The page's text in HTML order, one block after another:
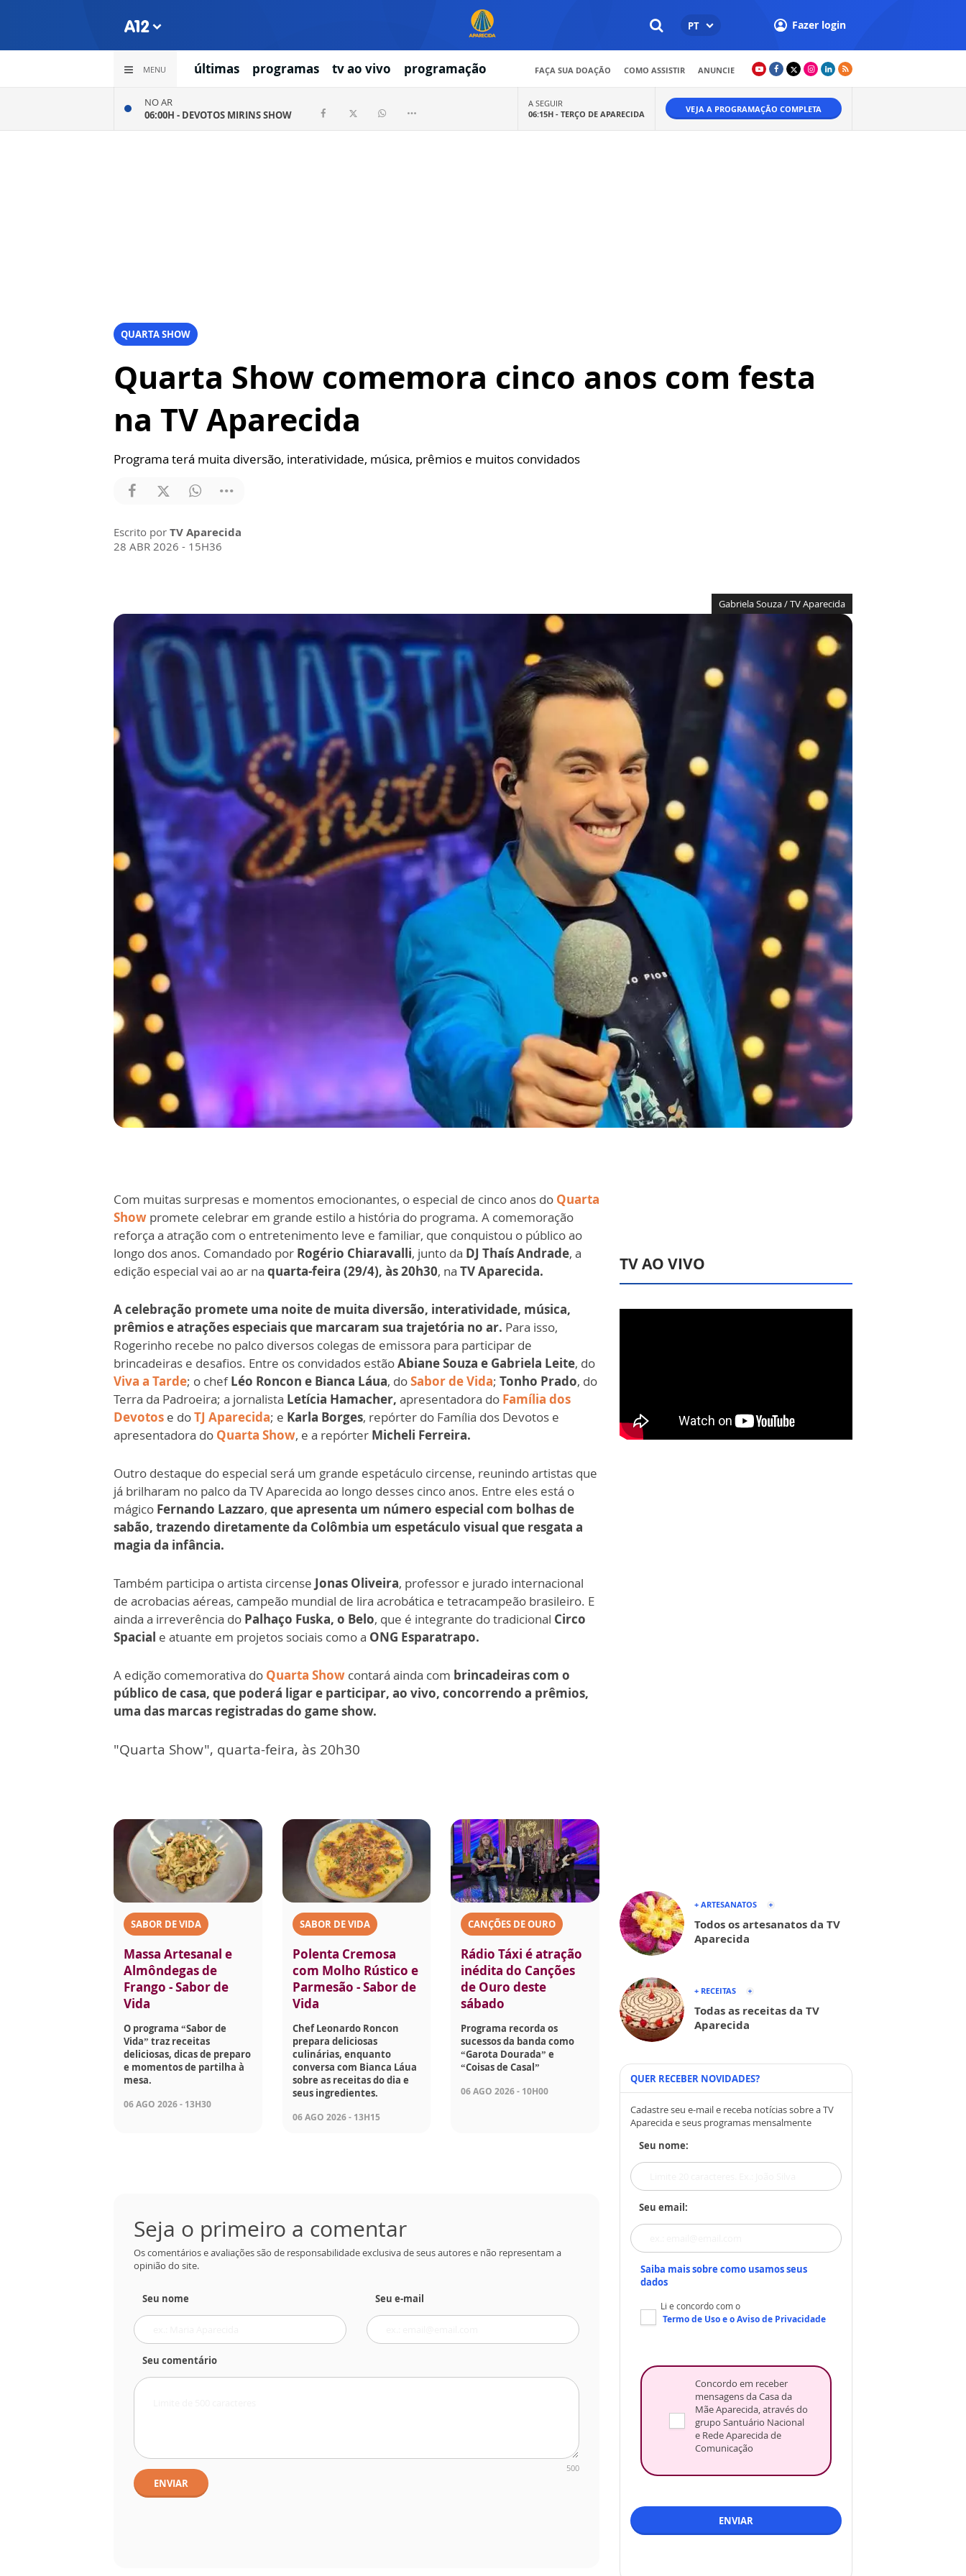
PT Fazer login
MENU últimas programas tv ao vivo programação FAÇA SUA DOAÇÃO COMO ASSISTIR ANUNCIE
NO AR
06:00H - DEVOTOS MIRINS SHOW
A SEGUIR
06:15H - TERÇO DE APARECIDA VEJA A PROGRAMAÇÃO COMPLETA
QUARTA SHOW
Quarta Show comemora cinco anos com festa
na TV Aparecida
Programa terá muita diversão, interatividade, música, prêmios e muitos convidados
Escrito por TV Aparecida
28 ABR 2026 - 15H36
Gabriela Souza / TV Aparecida
Com muitas surpresas e momentos emocionantes, o especial de cinco anos do Quarta
Show promete celebrar em grande estilo a história do programa. A comemoração
reforça a atração com o entretenimento leve e familiar, que conquistou o público ao
longo dos anos. Comandado por Rogério Chiaravalli, junto da DJ Thaís Andrade, a
edição especial vai ao ar na quarta-feira (29/4), às 20h30, na TV Aparecida.
A celebração promete uma noite de muita diversão, interatividade, música,
prêmios e atrações especiais que marcaram sua trajetória no ar. Para isso,
Rogerinho recebe no palco diversos colegas de emissora para participar de
brincadeiras e desafios. Entre os convidados estãoAbiane Souza e Gabriela Leite, do
Viva a Tarde; o chefLéo Roncon e Bianca Láua, doSabor de Vida; Tonho Prado, do
Terra da Padroeira; a jornalista Letícia Hamacher, apresentadora do Família dos
Devotos e doTJ Aparecida; e Karla Borges, repórter do Família dos Devotos e
apresentadora do Quarta Show, e a repórter Micheli Ferreira.
Outro destaque do especial será um grande espetáculo circense, reunindo artistas que
já brilharam no palco da TV Aparecida ao longo desses cinco anos. Entre eles está o
mágico Fernando Lazzaro, que apresenta um número especial com bolhas de
sabão, trazendo diretamente da Colômbia um espetáculo visual que resgata a
magia da infância.
Também participa o artista circense Jonas Oliveira, professor e jurado internacional
de acrobacias aéreas, campeão mundial de lira acrobática e tetracampeão brasileiro. E
ainda a irreverência do Palhaço Fuska, o Belo, que é integrante do tradicional Circo
Spacial e atuante em projetos sociais como a ONG Esparatrapo.
A edição comemorativa do Quarta Show contará ainda com brincadeiras com o
público de casa, que poderá ligar e participar, ao vivo, concorrendo a prêmios,
uma das marcas registradas do game show.
"Quarta Show", quarta-feira, às 20h30
SABOR DE VIDA
Massa Artesanal e
Almôndegas de
Frango - Sabor de
Vida
O programa “Sabor de
Vida” traz receitas
deliciosas, dicas de preparo
e momentos de partilha à
mesa.
06 AGO 2026 - 13H30
SABOR DE VIDA
Polenta Cremosa
com Molho Rústico e
Parmesão - Sabor de
Vida
Chef Leonardo Roncon
prepara deliciosas
culinárias, enquanto
conversa com Bianca Láua
sobre as receitas do dia e
seus ingredientes.
06 AGO 2026 - 13H15
CANÇÕES DE OURO
Rádio Táxi é atração
inédita do Canções
de Ouro deste
sábado
Programa recorda os
sucessos da banda como
“Garota Dourada” e
“Coisas de Casal”
06 AGO 2026 - 10H00
Seja o primeiro a comentar
Os comentários e avaliações são de responsabilidade exclusiva de seus autores e não representam a
opinião do site.
Seu nome Seu e-mail
Seu comentário
500
ENVIAR
TV AO VIVO
+ ARTESANATOS
Todos os artesanatos da TV
Aparecida
+ RECEITAS
Todas as receitas da TV
Aparecida
QUER RECEBER NOVIDADES?
Cadastre seu e-mail e receba notícias sobre a TV
Aparecida e seus programas mensalmente
Seu nome:
Seu email:
Saiba mais sobre como usamos seus
dados
Li e concordo com o
Termo de Usoe oAviso de Privacidade
Concordo em receber
mensagens da Casa da
Mãe Aparecida, através do
grupo Santuário Nacional
e Rede Aparecida de
Comunicação
ENVIAR